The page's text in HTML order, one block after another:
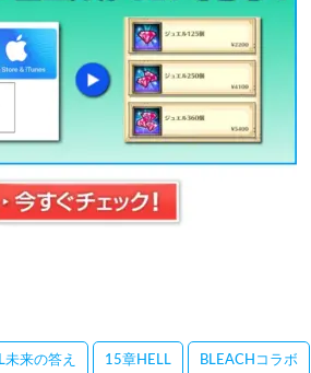
来の答え 15章HELL BLEACHコラボ